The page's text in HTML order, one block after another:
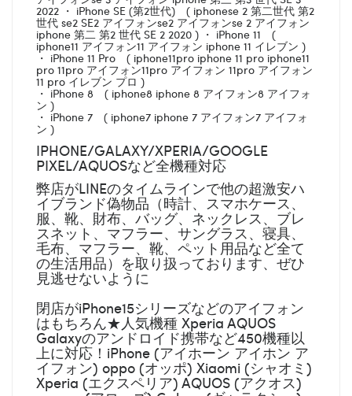
2022 ・ iPhone SE (第2世代) ( iphonese 2 第二世代 第2
世代 se2 SE2 アイフォンse2 アイフォンse 2 アイフォン
iphone 第二 第2 世代 SE 2 2020 ) ・ iPhone 11 (
iphone11 アイフォン11 アイフォン iphone 11 イレブン )
・ iPhone 11 Pro ( iphone11pro iphone 11 pro iphone11
pro 11pro アイフォン11pro アイフォン 11pro アイフォン
11 pro イレブン プロ )
・ iPhone 8 ( iphone8 iphone 8 アイフォン8 アイフォ
ン )
・ iPhone 7 ( iphone7 iphone 7 アイフォン7 アイフォ
ン )
IPHONE/GALAXY/XPERIA/GOOGLE
PIXEL/AQUOSなど全機種対応
弊店がLINEのタイムラインで他の超激安ハ
イブランド偽物品（時計、スマホケース、
服、靴、財布、バッグ、ネックレス、ブレ
スネット、マフラー、サングラス、寝具、
毛布、マフラー、靴、ペット用品など全て
の生活用品）を取り扱っております、ぜひ
見逃せないように
閉店がiPhone15シリーズなどのアイフォン
はもちろん★人気機種 Xperia AQUOS
Galaxyのアンドロイド携帯など450機種以
上に対応！iPhone (アイホーン アイホン ア
イフォン) oppo (オッポ) Xiaomi (シャオミ)
Xperia (エクスペリア) AQUOS (アクオス)